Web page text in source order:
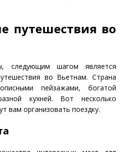
путешествия во
следующим шагом является
во Вьетнам. Страна
пейзажами, богатой
кухней. Вот несколько
вам организовать поездку.